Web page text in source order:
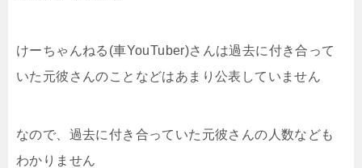
けーちゃんねる(車YouTuber)さんは過去に付き合って
いた元彼さんのことなどはあまり公表していません
なので、過去に付き合っていた元彼さんの人数なども
わかりません